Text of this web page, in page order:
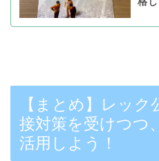
【まとめ】レッ
接対策を受けつつ
活用しよう！